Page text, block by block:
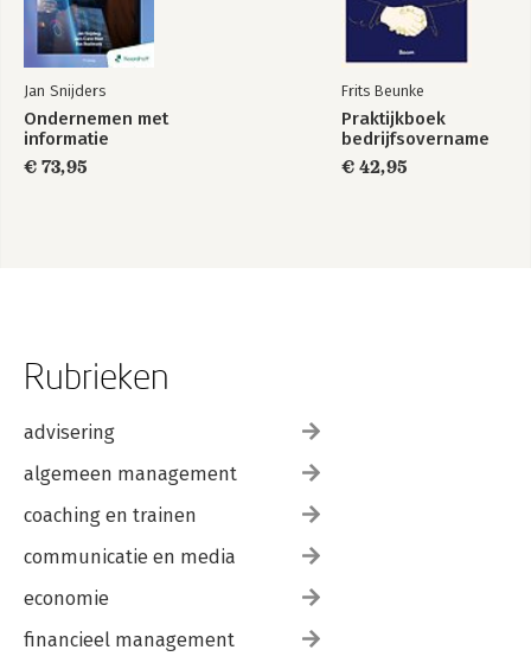
Jan Snijders
Ondernemen met
informatie
€ 73,95
Frits Beunke
Praktijkboek
bedrijfsovername
€ 42,95
Rubrieken
advisering
algemeen management
coaching en trainen
communicatie en media
economie
financieel management